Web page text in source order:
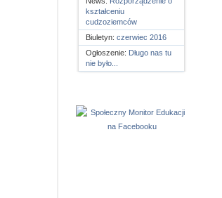
kształceniu
cudzoziemców
Biuletyn: czerwiec 2016
Ogłoszenie: Długo nas tu
nie było...